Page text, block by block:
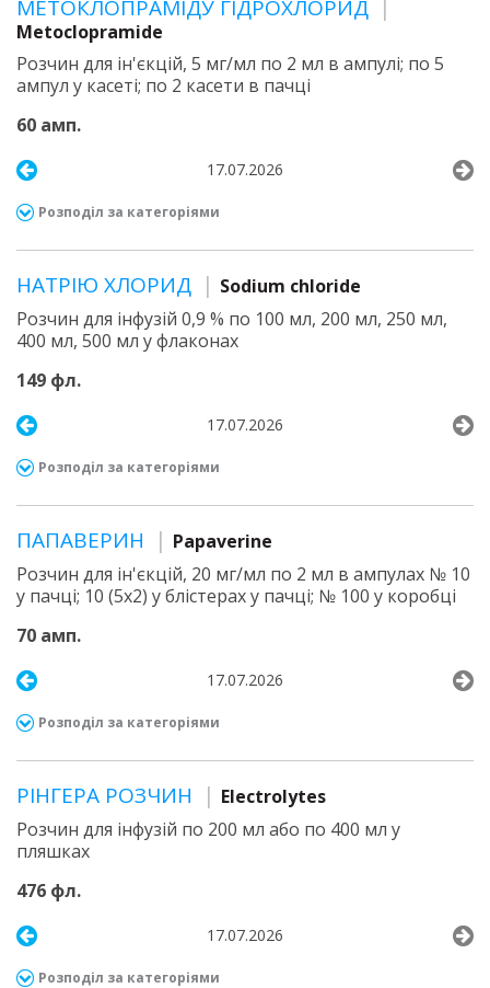
МЕТОКЛОПРАМІДУ ГІДРОХЛОРИД
Metoclopramide
Розчин для ін'єкцій, 5 мг/мл по 2 мл в ампулі; по 5
ампул у касеті; по 2 касети в пачці
60 амп.
17.07.2026
Розподіл за категоріями
НАТРІЮ ХЛОРИД
Sodium chloride
Розчин для інфузій 0,9 % по 100 мл, 200 мл, 250 мл,
400 мл, 500 мл у флаконах
149 фл.
17.07.2026
Розподіл за категоріями
ПАПАВЕРИН
Papaverine
Розчин для ін'єкцій, 20 мг/мл по 2 мл в ампулах № 10
у пачці; 10 (5х2) у блістерах у пачці; № 100 у коробці
70 амп.
17.07.2026
Розподіл за категоріями
РІНГЕРА РОЗЧИН
Electrolytes
Розчин для інфузій по 200 мл або по 400 мл у
пляшках
476 фл.
17.07.2026
Розподіл за категоріями